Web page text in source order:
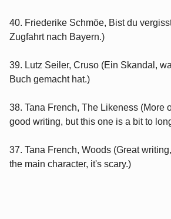
40. Friederike Schmöe, Bist du
Zugfahrt nach Bayern.)
39. Lutz Seiler, Cruso (Ein Skandal,
Buch gemacht hat.)
38. Tana French, The Likeness (More
good writing, but this one is a bit to
37. Tana French, Woods (Great
the main character, it's scary.)